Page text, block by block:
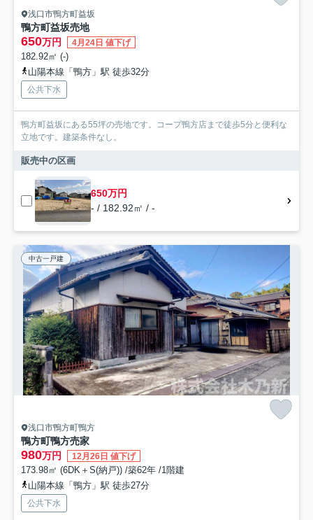
浅口市鴨方町益坂
鴨方町益坂売地
650万円 4月24日 値下げ
182.92㎡ (-)
山陽本線「鴨方」駅 徒歩32分
公共下水
鴨方町益坂にある55坪の売地です。コープ鴨方店まで徒歩5分と便利な
立地です。建築条件なし。
販売中の区画
650万円
- / 182.92㎡ / -
中古一戸建
浅口市鴨方町鴨方
鴨方町鴨方売家
980万円 12月26日 値下げ
173.98㎡ (6DK＋S(納戸)) /築62年 /1階建
山陽本線「鴨方」駅 徒歩27分
公共下水